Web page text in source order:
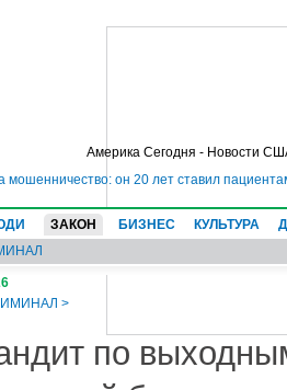
Америка Сегодня - Новости
он 20 лет ставил
ЗАКОН БИЗНЕС КУЛЬТУРА
>
по